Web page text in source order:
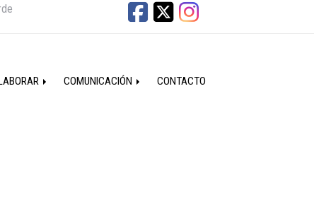
COMUNICACIÓN CONTACTO